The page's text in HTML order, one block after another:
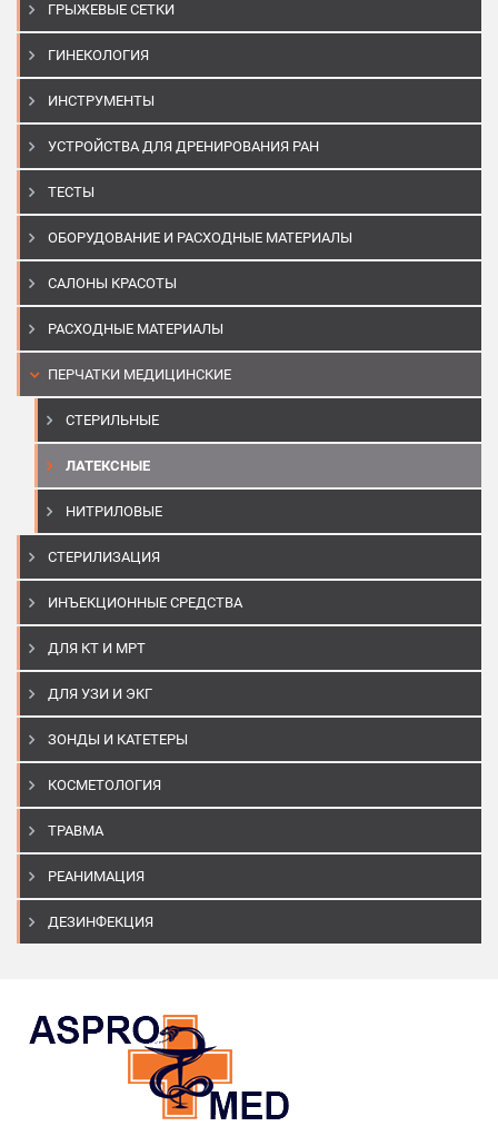
ГРЫЖЕВЫЕ СЕТКИ
ГИНЕКОЛОГИЯ
ИНСТРУМЕНТЫ
УСТРОЙСТВА ДЛЯ ДРЕНИРОВАНИЯ РАН
ТЕСТЫ
ОБОРУДОВАНИЕ И РАСХОДНЫЕ МАТЕРИАЛЫ
САЛОНЫ КРАСОТЫ
РАСХОДНЫЕ МАТЕРИАЛЫ
ПЕРЧАТКИ МЕДИЦИНСКИЕ
СТЕРИЛЬНЫЕ
ЛАТЕКСНЫЕ
НИТРИЛОВЫЕ
СТЕРИЛИЗАЦИЯ
ИНЪЕКЦИОННЫЕ СРЕДСТВА
ДЛЯ КТ И МРТ
ДЛЯ УЗИ И ЭКГ
ЗОНДЫ И КАТЕТЕРЫ
КОСМЕТОЛОГИЯ
ТРАВМА
РЕАНИМАЦИЯ
ДЕЗИНФЕКЦИЯ